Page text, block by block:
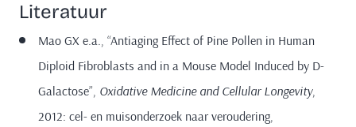
Literatuur
Mao GX e.a., “Antiaging Effect of Pine Pollen in Human
Diploid Fibroblasts and in a Mouse Model Induced by D-
Galactose”, Oxidative Medicine and Cellular Longevity,
2012: cel- en muisonderzoek naar veroudering,